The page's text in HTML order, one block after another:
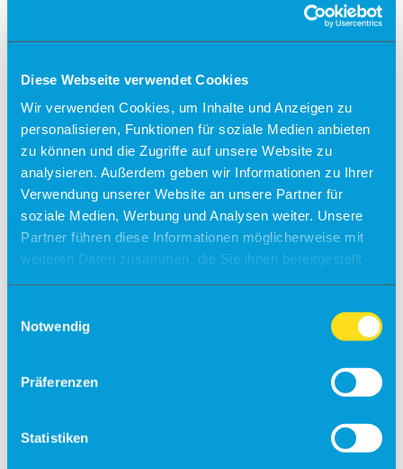
Diese Webseite verwendet Cookies
Wir verwenden Cookies, um Inhalte und Anzeigen zu
personalisieren, Funktionen für soziale Medien anbieten
zu können und die Zugriffe auf unsere Website zu
analysieren. Außerdem geben wir Informationen zu Ihrer
Verwendung unserer Website an unsere Partner für
soziale Medien, Werbung und Analysen weiter. Unsere
Partner führen diese Informationen möglicherweise mit
weiteren Daten zusammen, die Sie ihnen bereitgestellt
Notwendig
Präferenzen
Statistiken